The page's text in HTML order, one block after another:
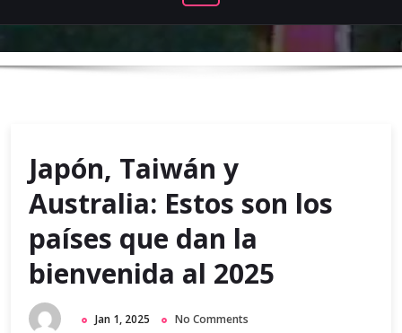
Japón, Taiwán y
Australia: Estos son los
países que dan la
bienvenida al 2025
Jan 1, 2025 No Comments